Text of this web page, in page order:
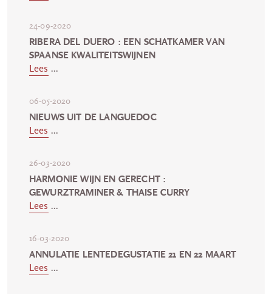
24-09-2020
RIBERA DEL DUERO : EEN SCHATKAMER VAN
SPAANSE KWALITEITSWIJNEN
Lees ...
06-05-2020
NIEUWS UIT DE LANGUEDOC
Lees ...
26-03-2020
HARMONIE WIJN EN GERECHT :
GEWURZTRAMINER & THAISE CURRY
Lees ...
16-03-2020
ANNULATIE LENTEDEGUSTATIE 21 EN 22 MAART
Lees ...